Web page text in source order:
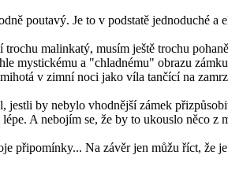
poutavý. Je to v podstatě jednoduché
trochu malinkatý, musím ještě trochu
mystickému a "chladnému" obrazu
v zimní noci jako víla tančící na
jestli by nebylo vhodnější zámek
A nebojím se, že by to ukouslo něco z
připomínky... Na závěr jen můžu říct, že